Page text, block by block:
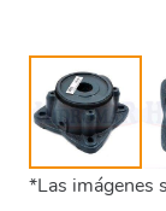
*Las imágenes